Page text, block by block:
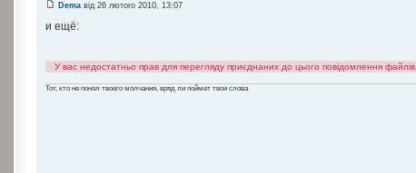
Dema від 26 лютого 2010, 13:07
и ещё:
У вас недостатньо прав для перегляду приєднаних до цього повідомлення файлів.
Тот, кто не понял твоего молчания, вряд ли поймет твои слова